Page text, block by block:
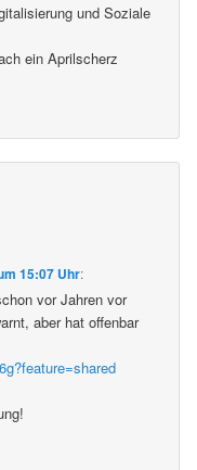
und Soziale
ein Aprilscherz
15:07 Uhr:
vor Jahren vor
aber hat offenbar